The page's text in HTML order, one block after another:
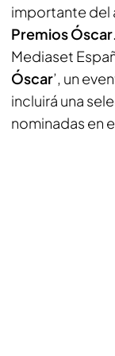
importante del
Premios Óscar
Mediaset
Óscar’, un
incluirá una
nominadas en